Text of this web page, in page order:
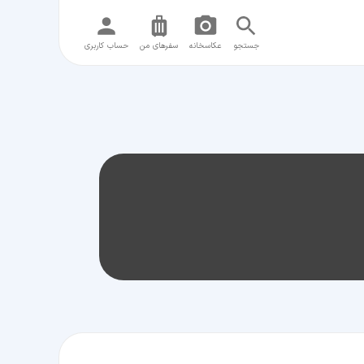
جستجو عکاسخانه سفر‌های من حساب کاربری